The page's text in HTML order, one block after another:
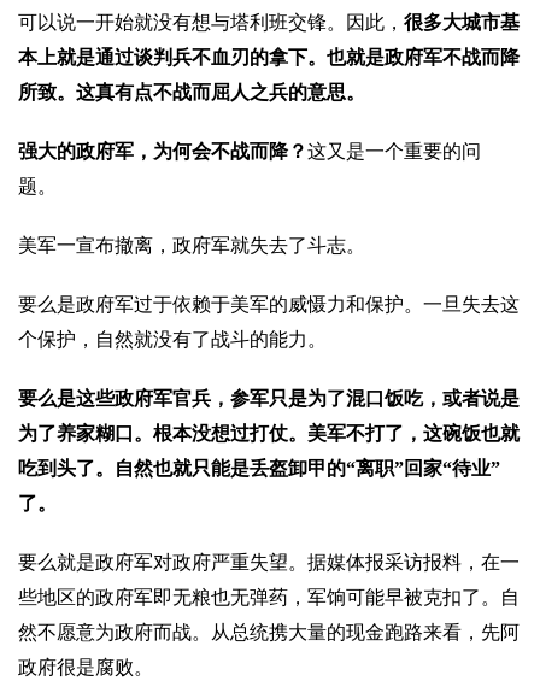
可以说一开始就没有想与塔利班交锋。因此， 很多大城市基
本上就是通过谈判兵不血刃的拿下。也就是政府军不战而降
所致。这真有点不战而屈人之兵的意思。
强大的政府军，为何会不战而降？这又是一个重要的问
题。
美军一宣布撤离，政府军就失去了斗志。
要么是政府军过于依赖于美军的威慑力和保护。一旦失去这
个保护，自然就没有了战斗的能力。
要么是这些政府军官兵，参军只是为了混口饭吃，或者说是
为了养家糊口。根本没想过打仗。美军不打了，这碗饭也就
吃到头了。自然也就只能是丢盔卸甲的“离职”回家“待业”
了。
要么就是政府军对政府严重失望。据媒体报采访报料，在一
些地区的政府军即无粮也无弹药，军饷可能早被克扣了。自
然不愿意为政府而战。从总统携大量的现金跑路来看，先阿
政府很是腐败。